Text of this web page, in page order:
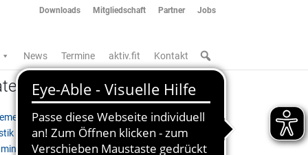
Downloads Mitgliedschaft Partner Jobs
News Termine aktiv.fit Kontakt
& Akrobatik